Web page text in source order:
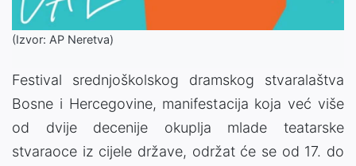
(Izvor: AP Neretva)
Festival srednjoškolskog dramskog stvaralaštva
Bosne i Hercegovine, manifestacija koja već više
od dvije decenije okuplja mlade teatarske
stvaraoce iz cijele države, održat će se od 17. do